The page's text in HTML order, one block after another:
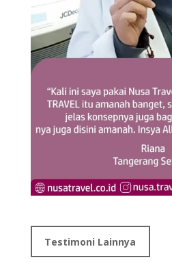
Testimoni Lainnya